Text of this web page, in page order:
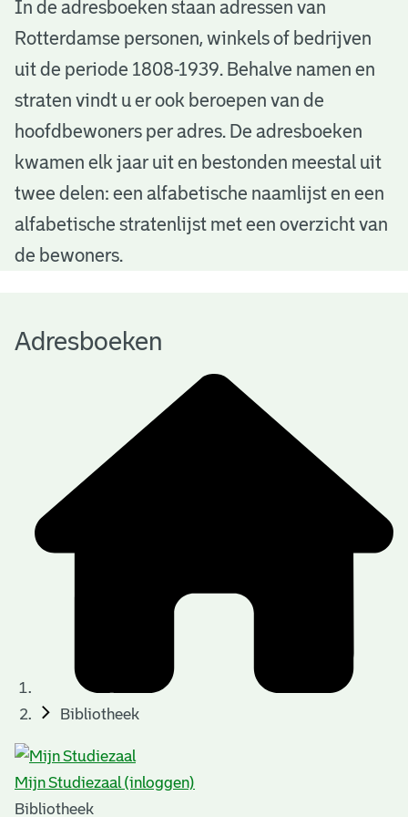
A
d
e
b
o
e
e
In de adresboeken staan adressen van
Rotterdamse personen, winkels of bedrijven
uit de periode 1808-1939. Behalve namen en
straten vindt u er ook beroepen van de
hoofdbewoners per adres. De adresboeken
kwamen elk jaar uit en bestonden meestal uit
twee delen: een alfabetische naamlijst en een
alfabetische stratenlijst met een overzicht van
de bewoners.
Adresboeken
Bibliotheek
Mijn Studiezaal (inloggen)
Bibliotheek